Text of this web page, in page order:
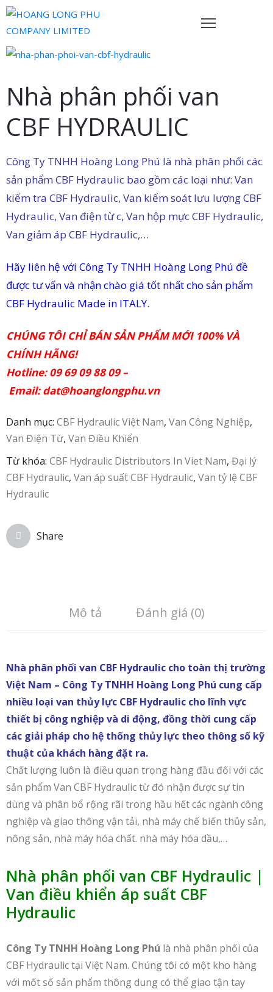
Nhà phân phối van
CBF HYDRAULIC
Công Ty TNHH Hoàng Long Phú là nhà phân phối các
sản phẩm CBF Hydraulic bao gồm các loại như: Van
kiểm tra CBF Hydraulic, Van kiểm soát lưu lượng CBF
Hydraulic, Van điện từ c, Van hộp mực CBF Hydraulic,
Van giảm áp CBF Hydraulic,…
Hãy liên hệ với Công Ty TNHH Hoàng Long Phú đề
được tư vấn và nhận chào giá tốt nhất cho sản phẩm
CBF Hydraulic Made in ITALY.
CHÚNG TÔI CHỈ BÁN SẢN PHẨM MỚI 100% VÀ
CHÍNH HÃNG!
Hotline: 09 69 09 88 09 –
Email:dat@hoanglongphu.vn
Danh mục: CBF Hydraulic Việt Nam, Van Công Nghiệp,
Van Điện Từ, Van Điều Khiển
Từ khóa: CBF Hydraulic Distributors In Viet Nam, Đại lý
CBF Hydraulic, Van áp suất CBF Hydraulic, Van tỷ lệ CBF
Hydraulic
Share
Mô tả Đánh giá (0)
Nhà phân phối van CBF Hydraulic cho toàn thị trường
Việt Nam – Công Ty TNHH Hoàng Long Phú cung cấp
nhiều loại van thủy lực CBF Hydraulic cho lĩnh vực
thiết bị công nghiệp và di động, đồng thời cung cấp
các giải pháp cho hệ thống thủy lực theo thông số kỹ
thuật của khách hàng đặt ra.
Chất lượng luôn là điều quan trọng hàng đầu đối với các
sản phẩm Van CBF Hydraulic từ đó nhận được sự tin
dùng và phân bổ rộng rãi trong hầu hết các ngành công
nghiệp và giao thông vận tải, nhà máy chế biến thủy sản,
nông sản, nhà máy hóa chất. nhà máy hóa dầu,…
Nhà phân phối van CBF Hydraulic |
Van điều khiển áp suất CBF
Hydraulic
Công Ty TNHH Hoàng Long Phú là nhà phân phối của
CBF Hydraulic tại Việt Nam. Chúng tôi có một kho hàng
với mốt số sản phẩm thông dung có thể giao tận tay